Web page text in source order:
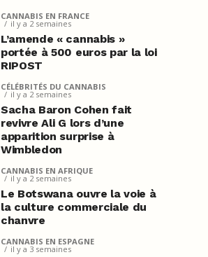
CANNABIS EN FRANCE
il y a 2 semaines
L’amende « cannabis »
portée à 500 euros par la loi
RIPOST
CÉLÉBRITÉS DU CANNABIS
il y a 2 semaines
Sacha Baron Cohen fait
revivre Ali G lors d’une
apparition surprise à
Wimbledon
CANNABIS EN AFRIQUE
il y a 2 semaines
Le Botswana ouvre la voie à
la culture commerciale du
chanvre
CANNABIS EN ESPAGNE
il y a 3 semaines